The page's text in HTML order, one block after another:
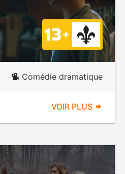
Comédie dramatique
VOIR PLUS